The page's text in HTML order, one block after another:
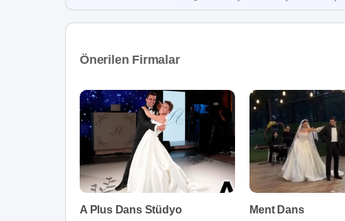
Önerilen Firmalar
A Plus Dans Stüdyo Ment Dans